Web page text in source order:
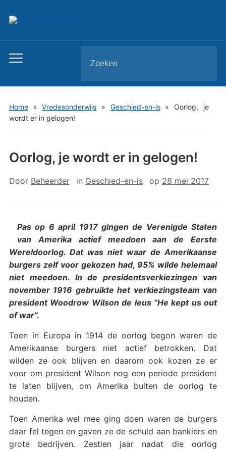
Toggle
menu
naar:
Home»Vredesonderwijs » Geschied-en-is» Oorlog, je
wordt er in gelogen!
Oorlog, je wordt er in gelogen!
Door Beheerder in Geschied-en-is op 28 mei 2017
Pas op 6 april 1917 gingen de Verenigde Staten
van Amerika actief meedoen aan de Eerste
Wereldoorlog. Dat was niet waar de Amerikaanse
burgers zelf voor gekozen had, 95% wilde helemaal
niet meedoen. In de presidentsverkiezingen van
november 1916 gebruikte het verkiezingsteam van
president Woodrow Wilson de leus “He kept us out
of war”.
Toen in Europa in 1914 de oorlog begon waren de
Amerikaanse burgers niet actief betrokken. Dat
wilden ze ook blijven en daarom ook kozen ze er
voor om president Wilson nog een periode president
te laten blijven, om Amerika buiten de oorlog te
houden.
Toen Amerika wel mee ging doen waren de burgers
daar fel tegen en gaven ze de schuld aan bankiers en
grote bedrijven. Zestien jaar nadat die oorlog